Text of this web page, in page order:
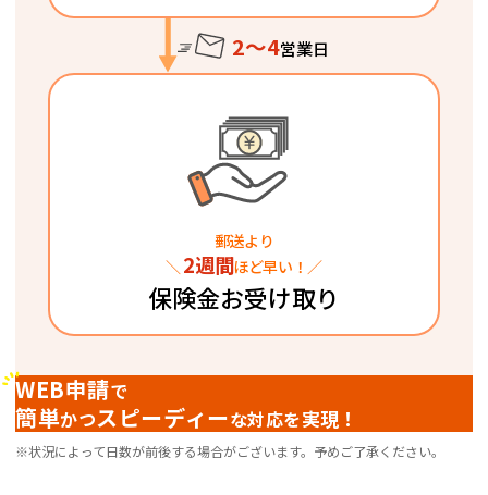
2～4営業日
郵送より
＼ 2週間ほど早い！／
保険金お受け取り
WEB申請で
簡単かつスピーディーな対応を実現！
※状況によって日数が前後する場合がございます。予めご了承ください。